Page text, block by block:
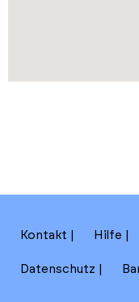
Kontakt Hilfe
Datenschutz